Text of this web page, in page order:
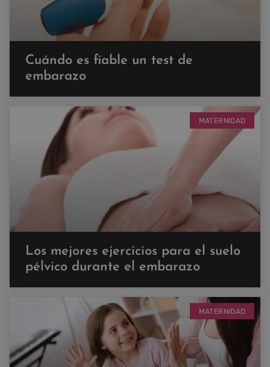
Cuándo es fiable un test de
embarazo
MATERNIDAD
Los mejores ejercicios para el suelo
pélvico durante el embarazo
MATERNIDAD